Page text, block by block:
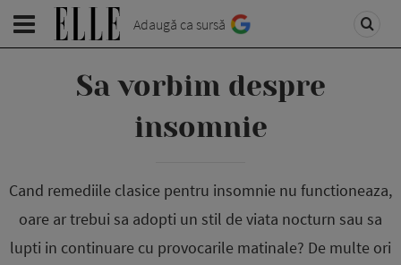
Adaugă ca sursă
Sa vorbim despre
insomnie
Cand remediile clasice pentru insomnie nu functioneaza,
oare ar trebui sa adopti un stil de viata nocturn sau sa
lupti in continuare cu provocarile matinale? De multe ori